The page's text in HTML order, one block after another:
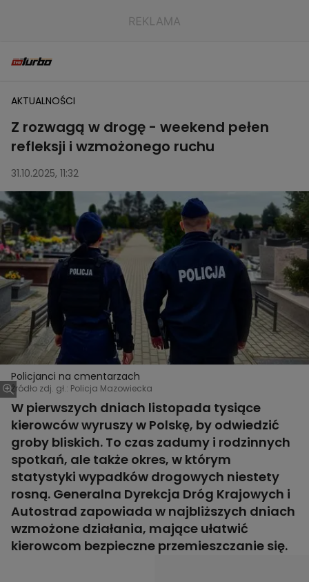
AKTUALNOŚCI
Z rozwagą w drogę - weekend pełen
refleksji i wzmożonego ruchu
31.10.2025, 11:32
Policjanci na cmentarzach
Źródło zdj. gł.: Policja Mazowiecka
W pierwszych dniach listopada tysiące
kierowców wyruszy w Polskę, by odwiedzić
groby bliskich. To czas zadumy i rodzinnych
spotkań, ale także okres, w którym
statystyki wypadków drogowych niestety
rosną. Generalna Dyrekcja Dróg Krajowych i
Autostrad zapowiada w najbliższych dniach
wzmożone działania, mające ułatwić
kierowcom bezpieczne przemieszczanie się.